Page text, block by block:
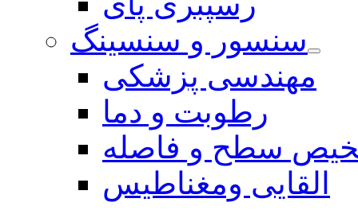
سنسور و سنسینگ
مهندسی پزشکی
رطوبت و دما
سطح و فاصله
القایی ومغناطیس